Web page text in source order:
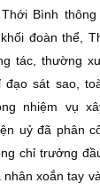
Bình
đoàn thể,
tác, thường
sát sao,
nhiệm vụ
uỷ đã phân
chỉ trưởng
nhân xoắn tay